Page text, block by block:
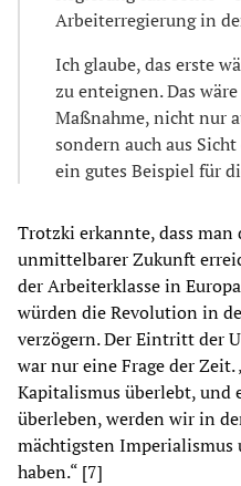
Arbeiterregierung in
Ich glaube, das erste
zu enteignen. Das
Maßnahme, nicht nur
sondern auch aus
ein gutes Beispiel für
Trotzki erkannte, dass
unmittelbarer Zukunft
der Arbeiterklasse in
würden die Revolution in
verzögern. Der Eintritt der
war nur eine Frage der
Kapitalismus überlebt, und
überleben, werden wir in
mächtigsten
haben.“ [7]